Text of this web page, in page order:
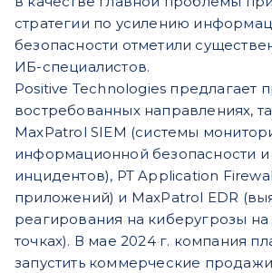
стратегии по усилению
безопасности отметили
ИБ-специалистов.
Positive Technologies предлагает
востребованных направлениях,
MaxPatrol SIEM (системы
информационной безопасности
инцидентов), PT Application
приложений) и MaxPatrol EDR
реагирования на киберугрозы
точках). В мае 2024 г. компания
запустить коммерческие